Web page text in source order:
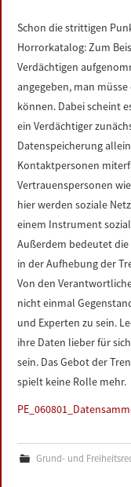
IMPRESSUM
Schon die strittigen
Horrorkatalog: Zum
Verdächtigen
angegeben, man
können. Dabei scheint
ein Verdächtiger
Datenspeicherung
Kontaktpersonen
Vertrauenspersonen
hier werden soziale
einem Instrument
Außerdem bedeutet
in der Aufhebung der
Von den
nicht einmal
und Experten zu sein.
ihre Daten lieber für
sein. Das Gebot der
spielt keine Rolle mehr.
Grund- und